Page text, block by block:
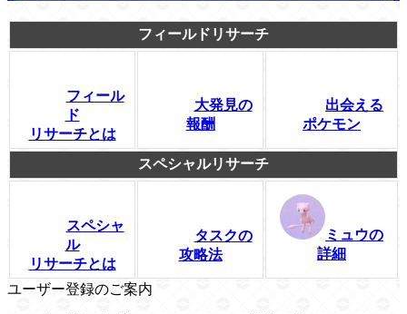
フィールドリサーチ
フィール
ド
リサーチとは
大発見の
報酬
出会える
ポケモン
スペシャルリサーチ
スペシャ
ル
リサーチとは
タスクの
攻略法
ミュウの
詳細
ユーザー登録のご案内